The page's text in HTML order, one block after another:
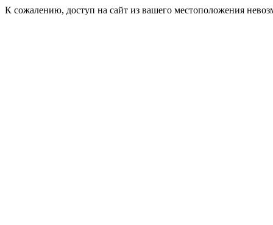
К сожалению, доступ на сайт из вашего местоположения